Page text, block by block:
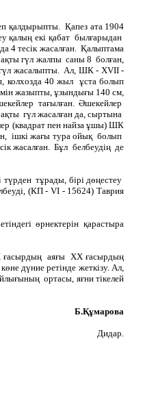
қалдырыпты. Қапез ата 1904
екі қабат былғарыдан
4 тесік жасалған. Қалыптама
гүл жалпы саны 8 болған,
жасалыпты. Ал, ШК - ХVІІ -
колхозда 40 жыл ұста болып
жазыпты, ұзындығы 140 см,
тағылған. Әшекейлер
гүл жасалған да, сыртына
(квадрат пен найза ұшы) ШК
ішкі жағы тура ойық болып
жасалған. Бұл белбеудің де
тұрады, бірі дөңестеу
(КП - VІ - 15624) Таврия
өрнектерін қарастыра
ғасырдың аяғы ХХ ғасырдың
дүние ретінде жеткізу. Ал,
ортасы, яғни тікелей
Б.Құмарова
Дидар.